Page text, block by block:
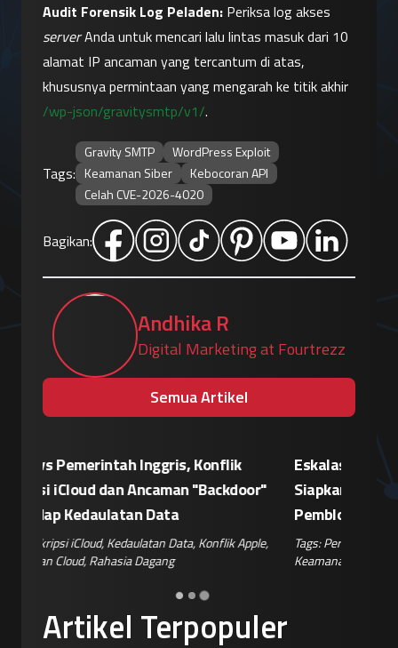
Audit Forensik Log Peladen:
server Anda untuk mencari lalu lintas masuk dari 10
alamat IP ancaman yang tercantum di atas,
/wp-json/gravitysmtp/v1/.
Tags:
Gravity SMTP
WordPress Exploit
Keamanan Siber
Kebocoran API
Celah CVE-2026-4020
Bagikan:
Andhika R
Digital Marketing at Fourtrezz
Semua Artikel
Artikel Terpopuler
Eskalasi Perang Teknologi, China
Siapkan Retaliasi Terhadap Kebijakan
Pemblokiran Robot dan Inverter oleh AS
Tags:Perang Teknologi,Kebijakan AS,Retaliasi China,
Keamanan IoT,Risiko Pasok